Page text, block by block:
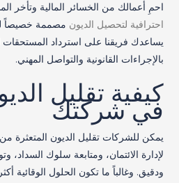
احمِ أعمالك من الخسائر المالية وتأخر
احترافية لتحصيل الديون مصممة خصيصاً
يساعدك فريقنا على استرداد المستحقات
بالإجراءات القانونية والتواصل المهني.
كيفية تقليل
في شركتك
يمكن للشركات تقليل الديون المتعثرة
لإدارة الائتمان، ومتابعة سلوك السداد،
ودقيق. وغالباً ما تكون الحلول الوقائية